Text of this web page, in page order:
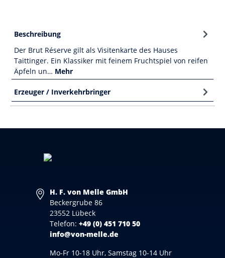
Beschreibung
Der Brut Réserve gilt als Visitenkarte des Hauses
Taittinger. Ein Klassiker mit feinem Fruchtspiel von reifen
Äpfeln un… Mehr
Erzeuger / Inverkehrbringer
H. F. von Melle GmbH
Beckergrube 86
23552 Lübeck
Telefon: +49 (0) 451 710 50
info@von-melle.de
Mo-Fr 10-18 Uhr, Samstag 10-14 Uhr